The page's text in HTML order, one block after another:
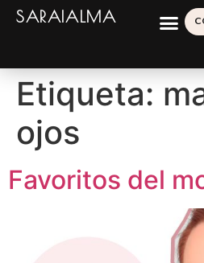
SARAIALMA
Etiqueta:
ojos
Favoritos del